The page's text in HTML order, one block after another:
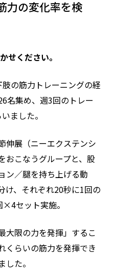
力の変化率を検
ください。
の筋力トレーニングの経
名集め、週3回のトレー
ました。
伸展（ニーエクステンシ
おこなうグループと、股
ン／腿を持ち上げる動
け、それぞれ20秒に1回の
セット実施。
大限の力を発揮」するこ
くらいの筋力を発揮でき
た。